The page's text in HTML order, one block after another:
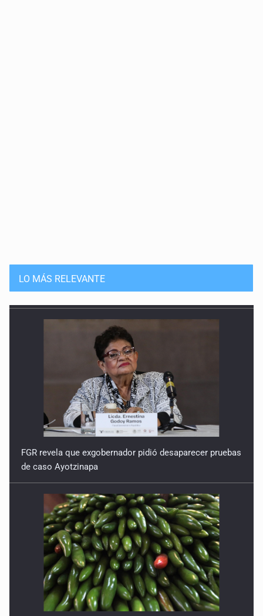
LO MÁS RELEVANTE
FGR revela que exgobernador pidió desaparecer pruebas
de caso Ayotzinapa